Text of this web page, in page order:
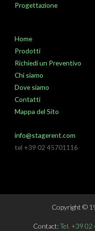
Progettazione
Home
Prodotti
Richiedi un Preventivo
Chi siamo
Dove siamo
Contatti
Mappa del Sito
info@stagerent.com
tel +39 02 45701116
Copyright ©
Contact:Tel. +39